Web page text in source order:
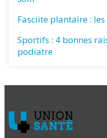
Fasciite plantaire :
Sportifs : 4 bonnes
podiatre